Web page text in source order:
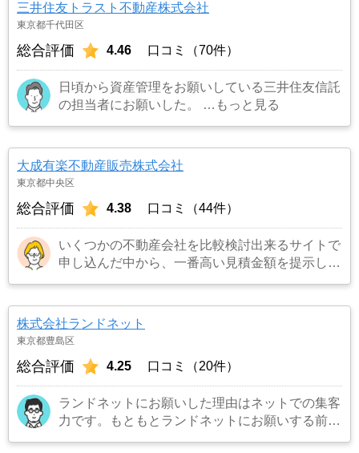
三井住友トラスト不動産株式会社
東京都千代田区
総合評価 4.46 口コミ（70件）
日頃から資産管理をお願いしている三井住友信託
の担当者にお願いした。
…もっと見る
大成有楽不動産販売株式会社
東京都中央区
総合評価 4.38 口コミ（44件）
いくつかの不動産会社を比較検討出来るサイトで
申し込んだ中から、一番高い見積金額を提示して
株式会社ランドネット
東京都豊島区
総合評価 4.25 口コミ（20件）
ランドネットにお願いした理由はネットでの集客
力です。もともとランドネットにお願いする前は